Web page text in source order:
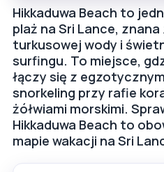
Hikkaduwa Beach to
plaż na Sri Lance,
turkusowej wody i
surfingu. To miejsce,
łączy się z
snorkeling przy rafie
żółwiami morskimi.
Hikkaduwa Beach to
mapie wakacji na Sri